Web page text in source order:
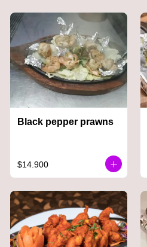
Black pepper prawns
$14.900